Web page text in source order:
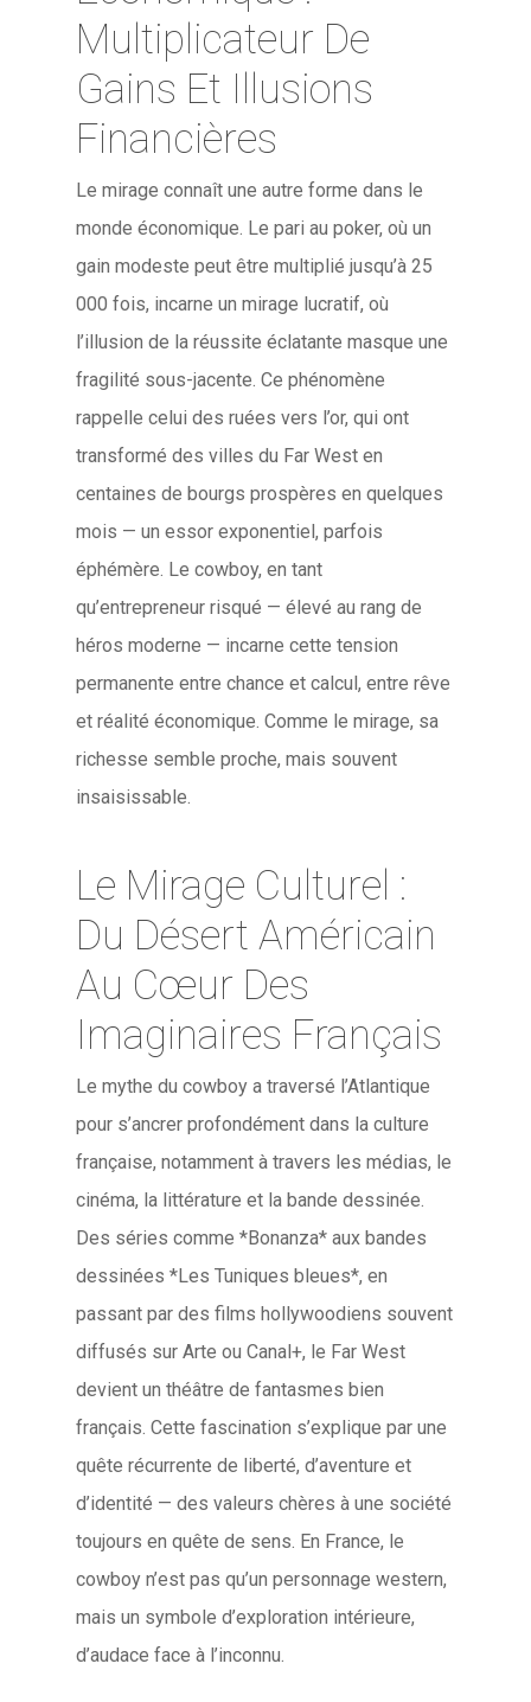
Multiplicateur De
Gains Et Illusions
Financières
Le mirage connaît une autre forme dans le
monde économique. Le pari au poker, où un
gain modeste peut être multiplié jusqu’à 25
000 fois, incarne un mirage lucratif, où
l’illusion de la réussite éclatante masque une
fragilité sous-jacente. Ce phénomène
rappelle celui des ruées vers l’or, qui ont
transformé des villes du Far West en
centaines de bourgs prospères en quelques
mois — un essor exponentiel, parfois
éphémère. Le cowboy, en tant
qu’entrepreneur risqué — élevé au rang de
héros moderne — incarne cette tension
permanente entre chance et calcul, entre rêve
et réalité économique. Comme le mirage, sa
richesse semble proche, mais souvent
insaisissable.
Le Mirage Culturel :
Du Désert Américain
Au Cœur Des
Imaginaires Français
Le mythe du cowboy a traversé l’Atlantique
pour s’ancrer profondément dans la culture
française, notamment à travers les médias, le
cinéma, la littérature et la bande dessinée.
Des séries comme *Bonanza* aux bandes
dessinées *Les Tuniques bleues*, en
passant par des films hollywoodiens souvent
diffusés sur Arte ou Canal+, le Far West
devient un théâtre de fantasmes bien
français. Cette fascination s’explique par une
quête récurrente de liberté, d’aventure et
d’identité — des valeurs chères à une société
toujours en quête de sens. En France, le
cowboy n’est pas qu’un personnage western,
mais un symbole d’exploration intérieure,
d’audace face à l’inconnu.